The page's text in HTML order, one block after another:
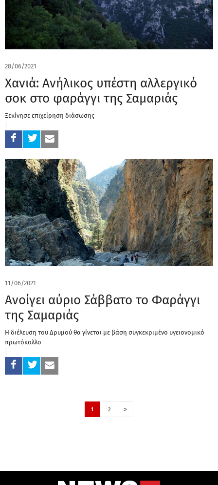
28/06/2021
Χανιά: Ανήλικος υπέστη αλλεργικό
σοκ στο φαράγγι της Σαμαριάς
Ξεκίνησε επιχείρηση διάσωσης
11/06/2021
Ανοίγει αύριο Σάββατο το Φαράγγι
της Σαμαριάς
Η διέλευση του Δρυμού θα γίνεται με βάση συγκεκριμένο υγειονομικό
πρωτόκολλο
1 2 >